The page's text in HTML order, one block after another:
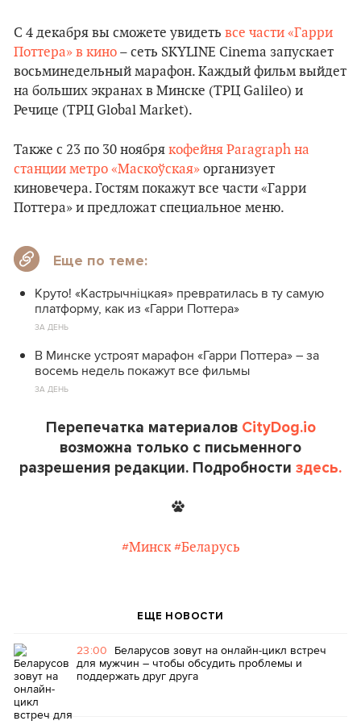
С 4 декабря вы сможете увидеть все части «Гарри
Поттера» в кино – сеть SKYLINE Cinema запускает
восьминедельный марафон. Каждый фильм выйдет
на больших экранах в Минске (ТРЦ Galileo) и
Речице (ТРЦ Global Market).
Также с 23 по 30 ноября кофейня Paragraph на
станции метро «Маскоўская» организует
киновечера. Гостям покажут все части «Гарри
Поттера» и предложат специальное меню.
Еще по теме:
Круто! «Кастрычніцкая» превратилась в ту самую
платформу, как из «Гарри Поттера»
ЗА ДЕНЬ
В Минске устроят марафон «Гарри Поттера» – за
восемь недель покажут все фильмы
ЗА ДЕНЬ
Перепечатка материалов CityDog.io
возможна только с письменного
разрешения редакции. Подробности здесь.
#Минск #Беларусь
ЕЩЕ НОВОСТИ
23:00 Беларусов зовут на онлайн-цикл встреч
для мужчин – чтобы обсудить проблемы и
поддержать друг друга